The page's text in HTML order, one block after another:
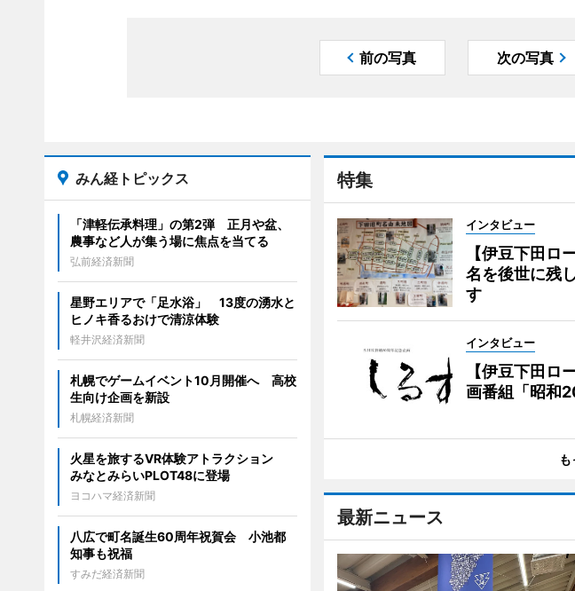
前の写真 次の写真
特集
インタビュー
【伊豆下田ロ
名を後世に残
す
インタビュー
【伊豆下田ロ
画番組「昭和
最新ニュース
みん経トピックス
「津軽伝承料理」の第2弾 正月や盆、
農事など人が集う場に焦点を当てる
弘前経済新聞
星野エリアで「足水浴」 13度の湧水と
ヒノキ香るおけで清涼体験
軽井沢経済新聞
札幌でゲームイベント10月開催へ 高校
生向け企画を新設
札幌経済新聞
火星を旅するVR体験アトラクション
みなとみらいPLOT48に登場
ヨコハマ経済新聞
八広で町名誕生60周年祝賀会 小池都
知事も祝福
すみだ経済新聞